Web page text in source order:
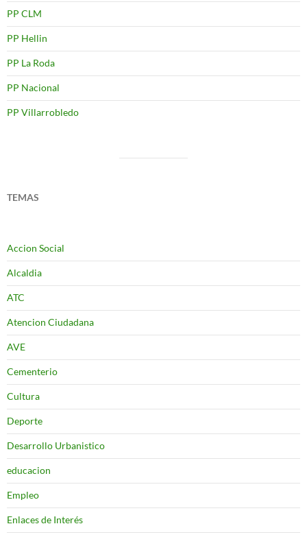
PP CLM
PP Hellin
PP La Roda
PP Nacional
PP Villarrobledo
TEMAS
Accion Social
Alcaldia
ATC
Atencion Ciudadana
AVE
Cementerio
Cultura
Deporte
Desarrollo Urbanistico
educacion
Empleo
Enlaces de Interés